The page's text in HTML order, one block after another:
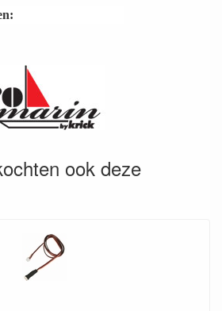
ook deze